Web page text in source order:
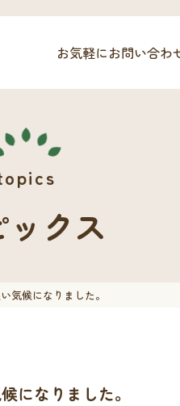
お気軽にお問い合わ
ックス
気候になりました。
になりました。